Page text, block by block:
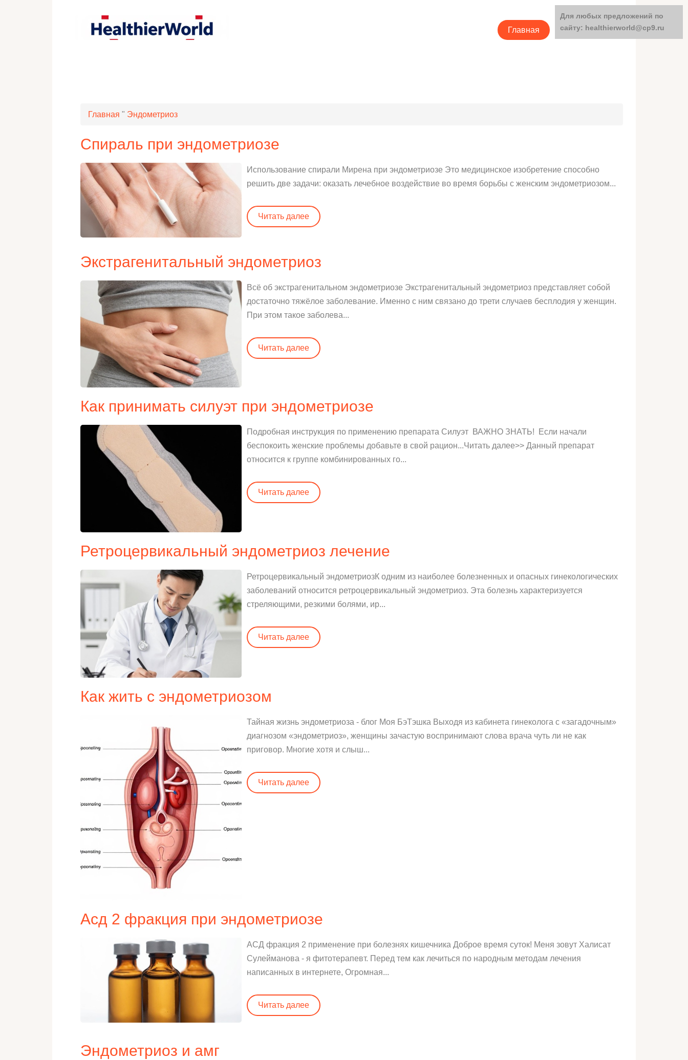
Главная Категории
Главная " Эндометриоз
Спираль при эндометриозе
Использование спирали Мирена при эндометриозе Это медицинское изобретение способно
решить две задачи: оказать лечебное воздействие во время борьбы с женским эндометриозом...
Читать далее
Экстрагенитальный эндометриоз
Всё об экстрагенитальном эндометриозе Экстрагенитальный эндометриоз представляет собой
достаточно тяжёлое заболевание. Именно с ним связано до трети случаев бесплодия у женщин.
При этом такое заболева...
Читать далее
Как принимать силуэт при эндометриозе
Подробная инструкция по применению препарата Силуэт ВАЖНО ЗНАТЬ! Если начали
беспокоить женские проблемы добавьте в свой рацион...Читать далее>> Данный препарат
относится к группе комбинированных го...
Читать далее
Ретроцервикальный эндометриоз лечение
Ретроцервикальный эндометриозК одним из наиболее болезненных и опасных гинекологических
заболеваний относится ретроцервикальный эндометриоз. Эта болезнь характеризуется
стреляющими, резкими болями, ир...
Читать далее
Как жить с эндометриозом
Тайная жизнь эндометриоза - блог Моя БэТэшка Выходя из кабинета гинеколога с «загадочным»
диагнозом «эндометриоз», женщины зачастую воспринимают слова врача чуть ли не как
приговор. Многие хотя и слыш...
Читать далее
Асд 2 фракция при эндометриозе
АСД фракция 2 применение при болезнях кишечника Доброе время суток! Меня зовут Халисат
Сулейманова - я фитотерапевт. Перед тем как лечиться по народным методам лечения
написанных в интернете, Огромная...
Читать далее
Эндометриоз и амг
Для любых предложений по
сайту: healthierworld@cp9.ru